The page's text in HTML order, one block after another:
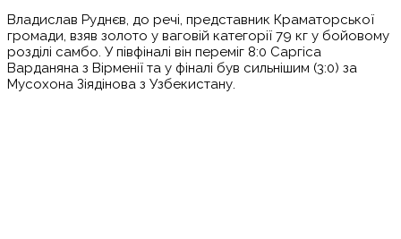
Владислав Руднєв, до речі, представник Краматорської
громади, взяв золото у ваговій категорії 79 кг у бойовому
розділі самбо. У півфіналі він переміг 8:0 Саргіса
Варданяна з Вірменії та у фіналі був сильнішим (3:0) за
Мусохона Зіядінова з Узбекистану.